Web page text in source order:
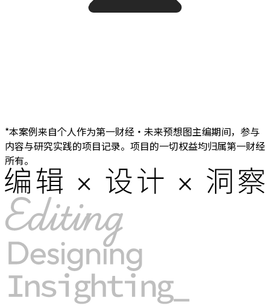
*本案例来自个人作为第一财经・未来预想图主编期间，参与
内容与研究实践的项目记录。项目的一切权益均归属第一财经
所有。